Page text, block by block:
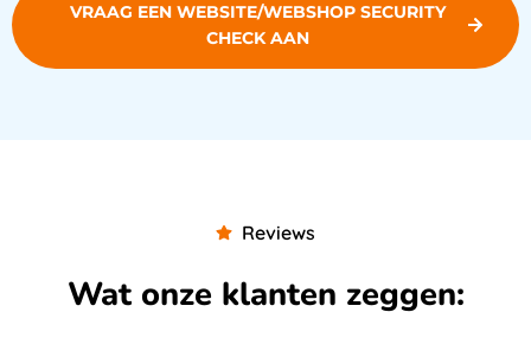
VRAAG EEN WEBSITE/WEBSHOP SECURITY
CHECK AAN
Reviews
Wat onze klanten zeggen: